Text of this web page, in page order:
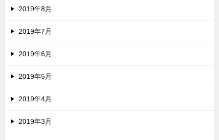
2019年8月
2019年7月
2019年6月
2019年5月
2019年4月
2019年3月